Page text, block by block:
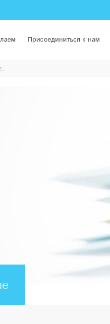
Присоединиться к нам